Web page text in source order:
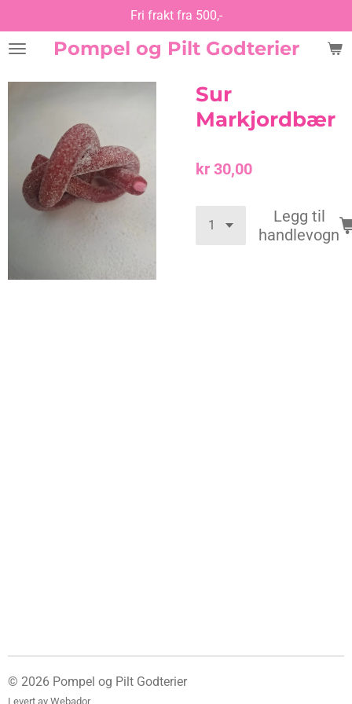
til
hovedinnholdPompel og Pilt Godterier
Fri frakt fra 500,-
Sur
Markjordbær
kr 30,00
Legg til
handlevogn
© 2026 Pompel og Pilt Godterier
Levert av Webador